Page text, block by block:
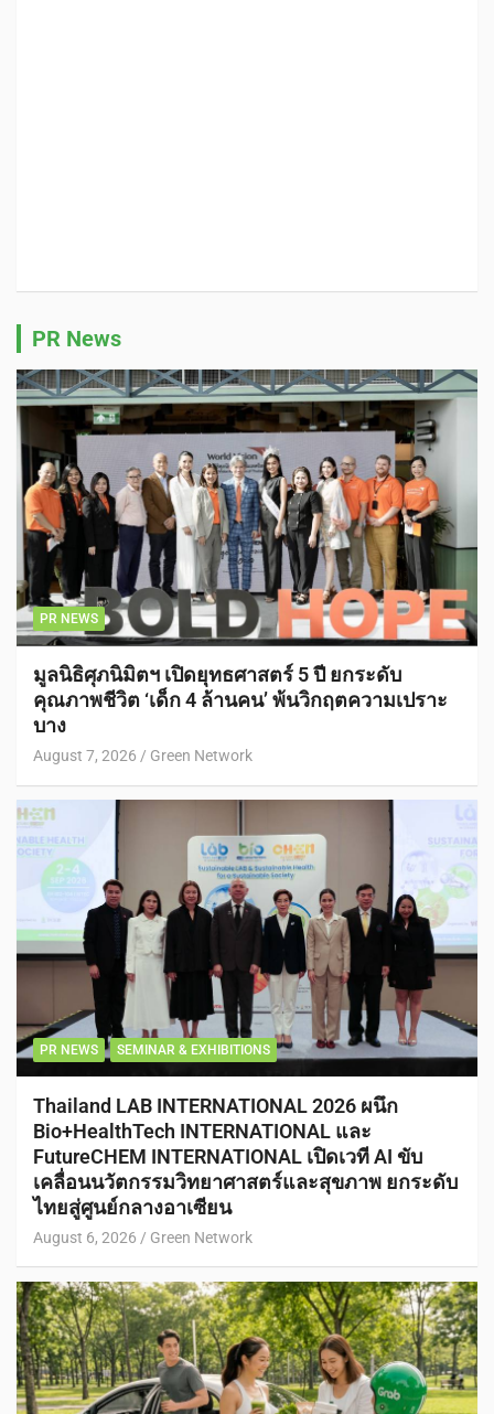
PR News
PR NEWS
มูลนิธิศุภนิมิตฯ เปิดยุทธศาสตร์ 5 ปี ยกระดับ
คุณภาพชีวิต ‘เด็ก 4 ล้านคน’ พ้นวิกฤตความเปราะ
บาง
August 7, 2026 Green Network
PR NEWS SEMINAR & EXHIBITIONS
Thailand LAB INTERNATIONAL 2026 ผนึก
Bio+HealthTech INTERNATIONAL และ
FutureCHEM INTERNATIONAL เปิดเวที AI ขับ
เคลื่อนนวัตกรรมวิทยาศาสตร์และสุขภาพ ยกระดับ
ไทยสู่ศูนย์กลางอาเซียน
August 6, 2026 Green Network